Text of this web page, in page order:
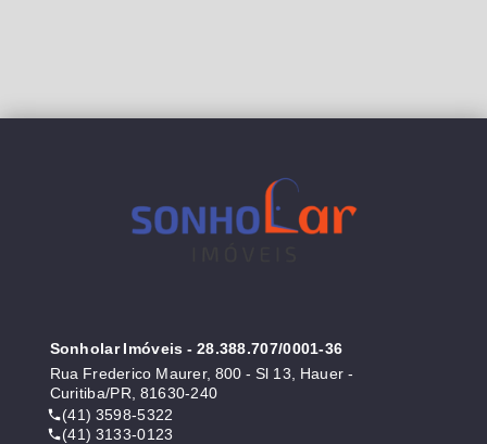
Sonholar Imóveis - 28.388.707/0001-36
Rua Frederico Maurer, 800 - Sl 13, Hauer -
Curitiba/PR, 81630-240
(41) 3598-5322
(41) 3133-0123